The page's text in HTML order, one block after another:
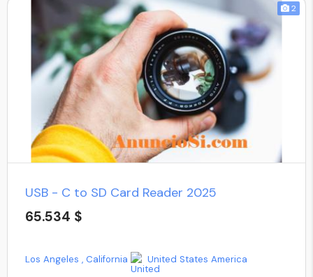
2
USB - C to SD Card Reader 2025
65.534 $
Los Angeles , California United States America